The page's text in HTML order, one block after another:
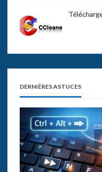
DERNIÈRES ASTUCES